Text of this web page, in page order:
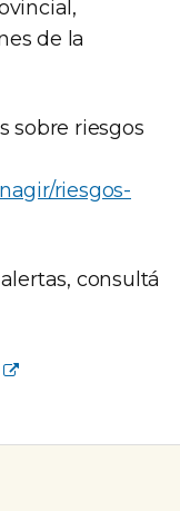
de la
sobre riesgos
riesgos-
consultá